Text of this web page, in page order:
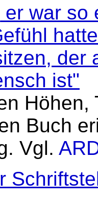
war so
der
ist"
Höhen,
Buch
Vgl.